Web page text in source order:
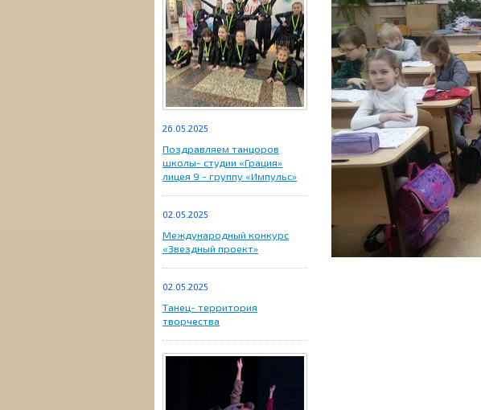
26.05.2025
Поздравляем танцоров
школы- студии «Грация»
лицея 9 - группу «Импульс»
02.05.2025
Международный конкурс
«Звездный проект»
02.05.2025
Танец- территория
творчества